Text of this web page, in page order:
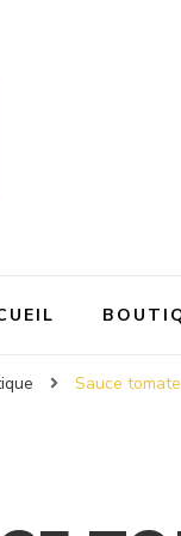
Sauce tomate